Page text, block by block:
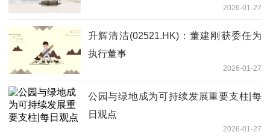
2026-01-27
升辉清洁(02521.HK)：董建刚获委任为
执行董事
2026-01-27
公园与绿地成为可持续发展重要支柱|每
日观点
2026-01-27